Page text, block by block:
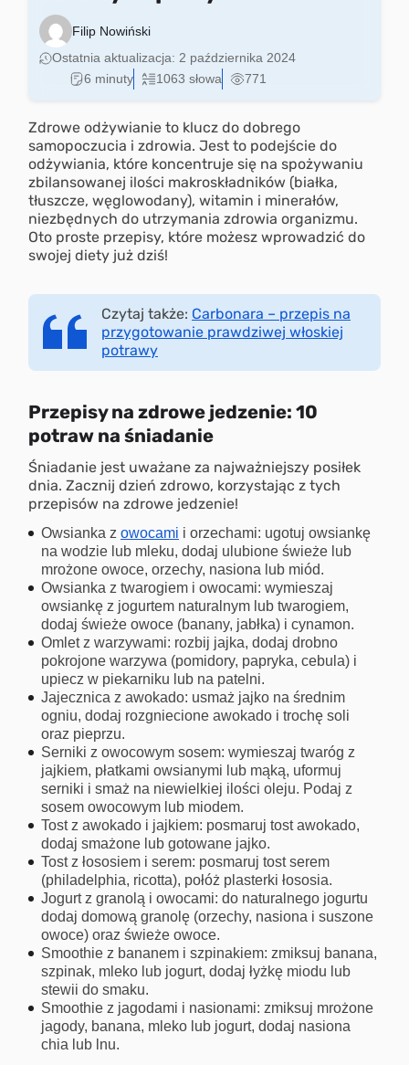
Filip Nowiński
6 minuty 1063 słowa 771
Ostatnia aktualizacja: 2 października 2024
Zdrowe odżywianie to klucz do dobrego
samopoczucia i zdrowia. Jest to podejście do
odżywiania, które koncentruje się na spożywaniu
zbilansowanej ilości makroskładników (białka,
tłuszcze, węglowodany), witamin i minerałów,
niezbędnych do utrzymania zdrowia organizmu.
Oto proste przepisy, które możesz wprowadzić do
swojej diety już dziś!
Czytaj także: Carbonara – przepis na
przygotowanie prawdziwej włoskiej
potrawy
Przepisy na zdrowe jedzenie: 10
potraw na śniadanie
Śniadanie jest uważane za najważniejszy posiłek
dnia. Zacznij dzień zdrowo, korzystając z tych
przepisów na zdrowe jedzenie!
Owsianka z owocami i orzechami: ugotuj owsiankę
na wodzie lub mleku, dodaj ulubione świeże lub
mrożone owoce, orzechy, nasiona lub miód.
Owsianka z twarogiem i owocami: wymieszaj
owsiankę z jogurtem naturalnym lub twarogiem,
dodaj świeże owoce (banany, jabłka) i cynamon.
Omlet z warzywami: rozbij jajka, dodaj drobno
pokrojone warzywa (pomidory, papryka, cebula) i
upiecz w piekarniku lub na patelni.
Jajecznica z awokado: usmaż jajko na średnim
ogniu, dodaj rozgniecione awokado i trochę soli
oraz pieprzu.
Serniki z owocowym sosem: wymieszaj twaróg z
jajkiem, płatkami owsianymi lub mąką, uformuj
serniki i smaż na niewielkiej ilości oleju. Podaj z
sosem owocowym lub miodem.
Tost z awokado i jajkiem: posmaruj tost awokado,
dodaj smażone lub gotowane jajko.
Tost z łososiem i serem: posmaruj tost serem
(philadelphia, ricotta), połóż plasterki łososia.
Jogurt z granolą i owocami: do naturalnego jogurtu
dodaj domową granolę (orzechy, nasiona i suszone
owoce) oraz świeże owoce.
Smoothie z bananem i szpinakiem: zmiksuj banana,
szpinak, mleko lub jogurt, dodaj łyżkę miodu lub
stewii do smaku.
Smoothie z jagodami i nasionami: zmiksuj mrożone
jagody, banana, mleko lub jogurt, dodaj nasiona
chia lub lnu.